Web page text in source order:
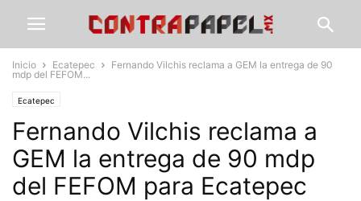
Inicio Ecatepec
Fernando Vilchis reclama a GEM la entrega de 90
mdp del FEFOM...
Ecatepec
Fernando Vilchis reclama a
GEM la entrega de 90 mdp
del FEFOM para Ecatepec